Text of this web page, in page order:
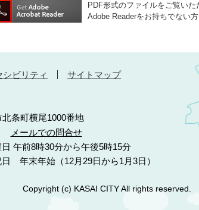
PDF形式のファイルをご覧いた
Adobe Readerをお持ちでない
シビリティ サイトマップ
条町横尾1000番地
メールでの問合せ
午前8時30分から午後5時15分
年末年始（12月29日から1月3日）
Copyright (c) KASAI CITY All rights reserved.